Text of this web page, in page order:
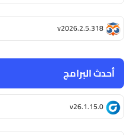
أحدث البرامج
v26.1.15.0
v2026.2.5.318